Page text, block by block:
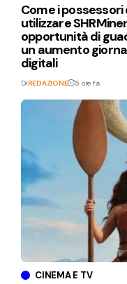
Come i
utilizzare
opportunità di
un aumento
digitali
DiREDAZIONE 5 ore fa
CINEMA E TV